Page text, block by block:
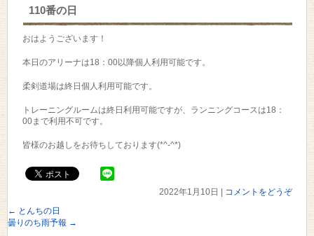
110番の日
おはようございます！
本日のアリーナは18：00以降個人利用可能です。
柔剣道場は終日個人利用可能です。
トレーニングルームは終日利用可能ですが、ランニングコースは18：
00まで利用不可です。
皆様のお越しをお待ちしております(*^-^*)
2022年1月10日
コメントをどうぞ
← とんちの日
曇りのち雨予報 →